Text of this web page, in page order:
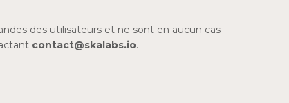
des utilisateurs et ne sont en aucun cas
contact@skalabs.io.